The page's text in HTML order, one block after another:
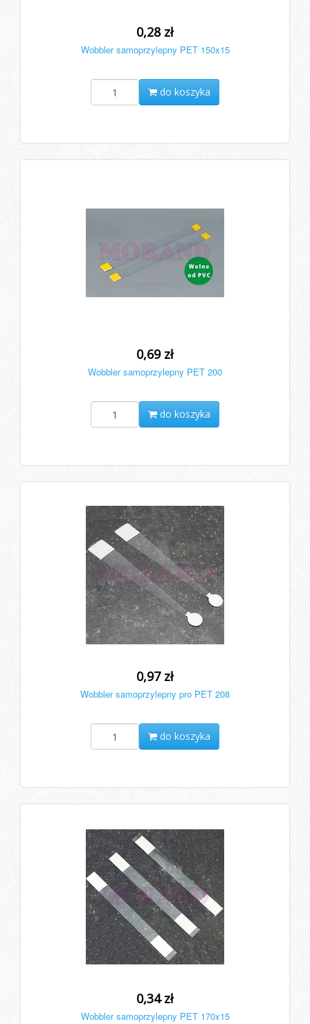
0,28 zł
Wobbler samoprzylepny PET 150x15
do koszyka
0,69 zł
Wobbler samoprzylepny PET 200
do koszyka
0,97 zł
Wobbler samoprzylepny pro PET 208
do koszyka
0,34 zł
Wobbler samoprzylepny PET 170x15